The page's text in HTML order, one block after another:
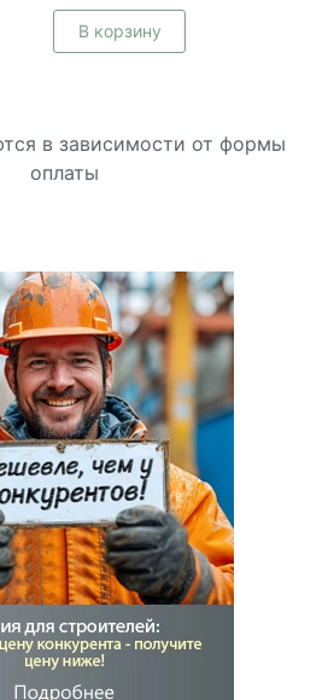
В корзину
в зависимости от формы
оплаты